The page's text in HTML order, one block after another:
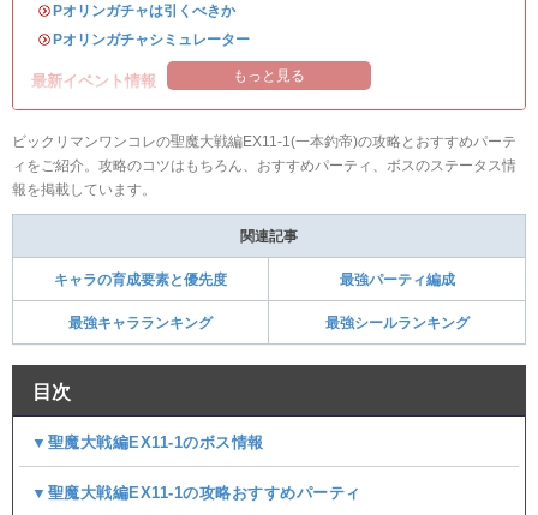
・Pオリンガチャは引くべきか
・Pオリンガチャシミュレーター
最新イベント情報 もっと見る
ビックリマンワンコレの聖魔大戦編EX11-1(一本釣帝)の攻略とおすすめパーテ
ィをご紹介。攻略のコツはもちろん、おすすめパーティ、ボスのステータス情
報を掲載しています。
関連記事
キャラの育成要素と優先度 最強パーティ編成
最強キャラランキング 最強シールランキング
目次
▼聖魔大戦編EX11-1のボス情報
▼聖魔大戦編EX11-1の攻略おすすめパーティ